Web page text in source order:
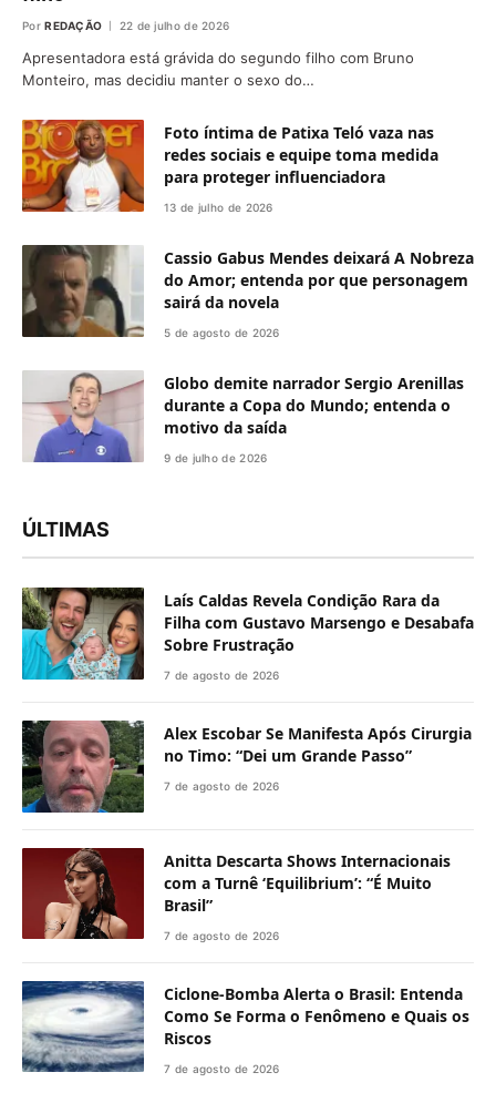
Por REDAÇÃO 22 de julho de 2026
Apresentadora está grávida do segundo filho com Bruno
Monteiro, mas decidiu manter o sexo do…
Foto íntima de Patixa Teló vaza nas
redes sociais e equipe toma medida
para proteger influenciadora
13 de julho de 2026
Cassio Gabus Mendes deixará A Nobreza
do Amor; entenda por que personagem
sairá da novela
5 de agosto de 2026
Globo demite narrador Sergio Arenillas
durante a Copa do Mundo; entenda o
motivo da saída
9 de julho de 2026
ÚLTIMAS
Laís Caldas Revela Condição Rara da
Filha com Gustavo Marsengo e Desabafa
Sobre Frustração
7 de agosto de 2026
Alex Escobar Se Manifesta Após Cirurgia
no Timo: “Dei um Grande Passo”
7 de agosto de 2026
Anitta Descarta Shows Internacionais
com a Turnê ‘Equilibrium’: “É Muito
Brasil”
7 de agosto de 2026
Ciclone-Bomba Alerta o Brasil: Entenda
Como Se Forma o Fenômeno e Quais os
Riscos
7 de agosto de 2026